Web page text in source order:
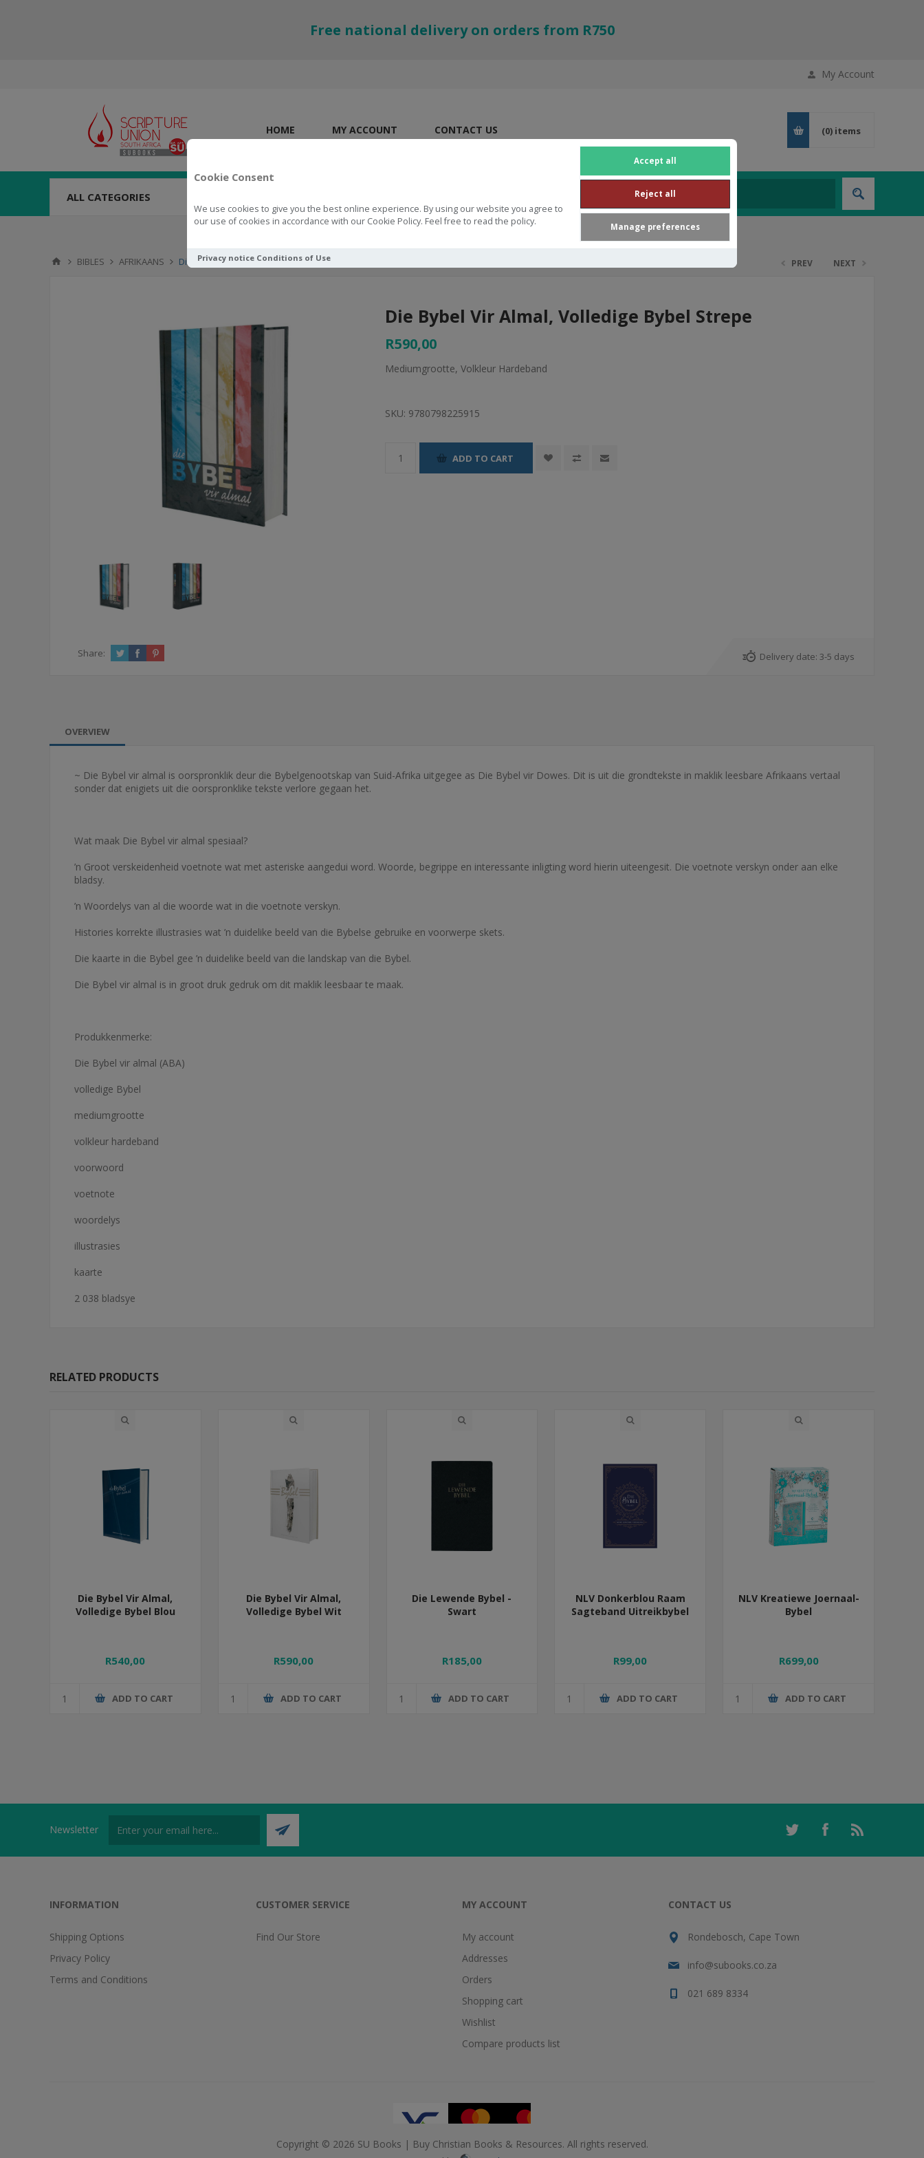
Cookie Consent
We use cookies to give you the best online experience. By using our website you agree to
our use of cookies in accordance with our Cookie Policy. Feel free to read the policy.
Accept all
Reject all
Manage preferences
Privacy notice Conditions of Use
Free national delivery on orders from R750
My Account
HOME MY ACCOUNT CONTACT US (0) items
ALL CATEGORIES
BIBLES AFRIKAANS Die Bybel Vir Almal, Volledige Bybel Strepe PREV NEXT
Die Bybel Vir Almal, Volledige Bybel Strepe
R590,00
Mediumgrootte, Volkleur Hardeband
SKU: 9780798225915
ADD TO CART
Share: Delivery date: 3-5 days
OVERVIEW
~ Die Bybel vir almal is oorspronklik deur die Bybelgenootskap van Suid-Afrika uitgegee as Die Bybel vir Dowes. Dit is uit die grondtekste in maklik leesbare Afrikaans vertaal
sonder dat enigiets uit die oorspronklike tekste verlore gegaan het.
Wat maak Die Bybel vir almal spesiaal?
’n Groot verskeidenheid voetnote wat met asteriske aangedui word. Woorde, begrippe en interessante inligting word hierin uiteengesit. Die voetnote verskyn onder aan elke
bladsy.
’n Woordelys van al die woorde wat in die voetnote verskyn.
Histories korrekte illustrasies wat ’n duidelike beeld van die Bybelse gebruike en voorwerpe skets.
Die kaarte in die Bybel gee ’n duidelike beeld van die landskap van die Bybel.
Die Bybel vir almal is in groot druk gedruk om dit maklik leesbaar te maak.
Produkkenmerke:
Die Bybel vir almal (ABA)
volledige Bybel
mediumgrootte
volkleur hardeband
voorwoord
voetnote
woordelys
illustrasies
kaarte
2 038 bladsye
RELATED PRODUCTS
Die Bybel Vir Almal,
Volledige Bybel Blou
R540,00
ADD TO CART
Die Bybel Vir Almal,
Volledige Bybel Wit
R590,00
ADD TO CART
Die Lewende Bybel -
Swart
R185,00
ADD TO CART
NLV Donkerblou Raam
Sagteband Uitreikbybel
R99,00
ADD TO CART
NLV Kreatiewe Joernaal-
Bybel
R699,00
ADD TO CART
Newsletter
INFORMATION
Shipping Options
Privacy Policy
Terms and Conditions
CUSTOMER SERVICE
Find Our Store
MY ACCOUNT
My account
Addresses
Orders
Shopping cart
Wishlist
Compare products list
CONTACT US
Rondebosch, Cape Town
info@subooks.co.za
021 689 8334
Copyright © 2026 SU Books | Buy Christian Books & Resources. All rights reserved.